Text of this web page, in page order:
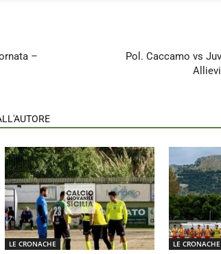
–
Pol. Caccamo vs
LE CRONACHE LE CRONACHE